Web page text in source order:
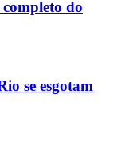
do
se esgotam